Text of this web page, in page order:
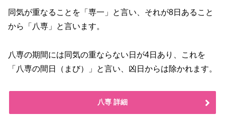
同気が重なることを「専一」と言い、それが8日あること
から「八専」と言います。
八専の期間には同気の重ならない日が4日あり、これを
「八専の間日（まび）」と言い、凶日からは除かれます。
八専 詳細